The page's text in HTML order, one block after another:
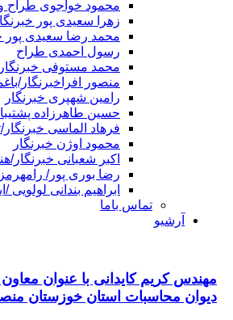
محمود خواجوی طراح و
زهرا سعیدی پور خبرنگار
محمد رضا سعیدی پور
رسول احمدی طراح
محمد مستوفی خبرنگار
منصور افراخبرنگار/
رامین شهپری خبرنگار
حسین طاهرزاده پشتیبانی
فرهاد الماسی خبرنگار/
محمود اوژن خبرنگار
اکبر شعبانی خبرنگار/
رضا بوری پور/ رامهرمز
ابراهیم بندانی لولویی /ایذه
تماس باما
آرشیو
مهندس کریم کایدانی با عنوان
دیوان محاسبات استان خوزستان